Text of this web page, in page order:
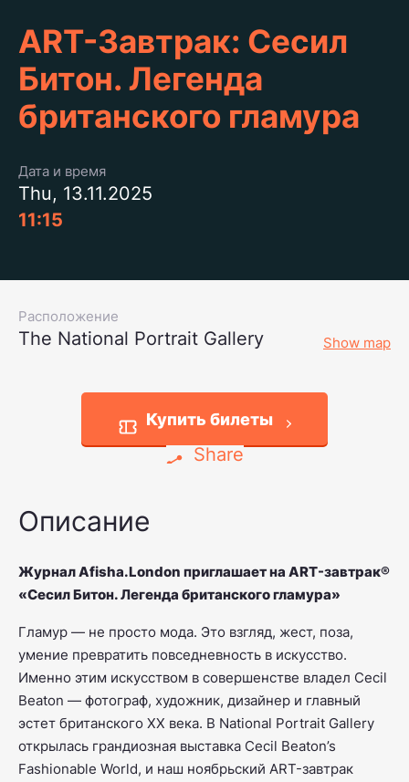
ART-Завтрак: Сесил
Битон. Легенда
британского гламура
Дата и время
Thu, 13.11.2025
11:15
Расположение
The National Portrait Gallery Show map
Купить билеты
Share
Описание
Журнал Afisha.London приглашает на ART-завтрак®
«Сесил Битон. Легенда британского гламура»
Гламур — не просто мода. Это взгляд, жест, поза,
умение превратить повседневность в искусство.
Именно этим искусством в совершенстве владел Cecil
Beaton — фотограф, художник, дизайнер и главный
эстет британского ХХ века. В National Portrait Gallery
открылась грандиозная выставка Cecil Beaton’s
Fashionable World, и наш ноябрьский ART-завтрак